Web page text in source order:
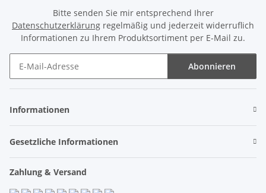
Bitte senden Sie mir entsprechend Ihrer
Datenschutzerklärung regelmäßig und jederzeit widerruflich
Informationen zu Ihrem Produktsortiment per E-Mail zu.
Abonnieren
Informationen
Gesetzliche Informationen
Zahlung & Versand